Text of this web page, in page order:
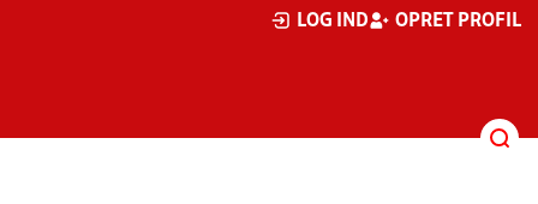
LOG IND OPRET PROFIL